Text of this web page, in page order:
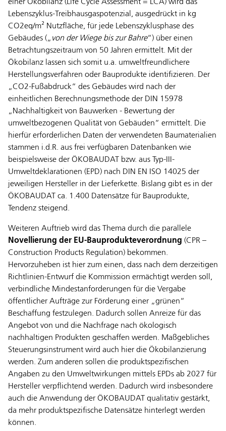
einer Ökobilanz (Life Cycle Assessment = LCA) wird das
Lebenszyklus-Treibhausgaspotenzial, ausgedrückt in kg
CO2eq/m² Nutzfläche, für jede Lebenszyklusphase des
Gebäudes („ von der Wiege bis zur Bahre“) über einen
Betrachtungszeitraum von 50 Jahren ermittelt. Mit der
Ökobilanz lassen sich somit u.a. umweltfreundlichere
Herstellungsverfahren oder Bauprodukte identifizieren. Der
„CO2-Fußabdruck“ des Gebäudes wird nach der
einheitlichen Berechnungsmethode der DIN 15978
„Nachhaltigkeit von Bauwerken - Bewertung der
umweltbezogenen Qualität von Gebäuden“ ermittelt. Die
hierfür erforderlichen Daten der verwendeten Baumaterialien
stammen i.d.R. aus frei verfügbaren Datenbanken wie
beispielsweise der ÖKOBAUDAT bzw. aus Typ-III-
Umweltdeklarationen (EPD) nach DIN EN ISO 14025 der
jeweiligen Hersteller in der Lieferkette. Bislang gibt es in der
ÖKOBAUDAT ca. 1.400 Datensätze für Bauprodukte,
Tendenz steigend.
Weiteren Auftrieb wird das Thema durch die parallele
Novellierung der EU-Bauprodukteverordnung (CPR –
Construction Products Regulation) bekommen.
Hervorzuheben ist hier zum einen, dass nach dem derzeitigen
Richtlinien-Entwurf die Kommission ermächtigt werden soll,
verbindliche Mindestanforderungen für die Vergabe
öffentlicher Aufträge zur Förderung einer „grünen“
Beschaffung festzulegen. Dadurch sollen Anreize für das
Angebot von und die Nachfrage nach ökologisch
nachhaltigen Produkten geschaffen werden. Maßgebliches
Steuerungsinstrument wird auch hier die Ökobilanzierung
werden. Zum anderen sollen die produktspezifischen
Angaben zu den Umweltwirkungen mittels EPDs ab 2027 für
Hersteller verpflichtend werden. Dadurch wird insbesondere
auch die Anwendung der ÖKOBAUDAT qualitativ gestärkt,
da mehr produktspezifische Datensätze hinterlegt werden
können.